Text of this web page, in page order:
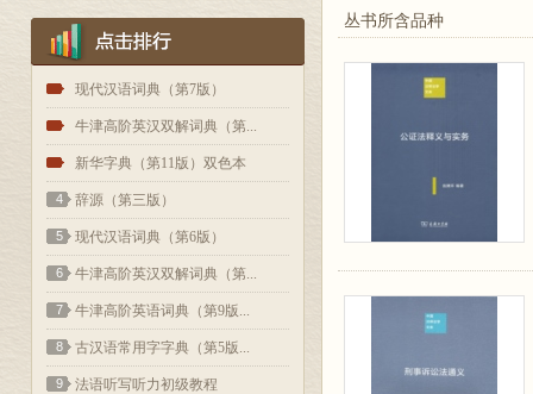
1 现代汉语词典（第7版）
2 牛津高阶英汉双解词典（第...
3 新华字典（第11版）双色本
4 辞源（第三版）
5 现代汉语词典（第6版）
6 牛津高阶英汉双解词典（第...
7 牛津高阶英语词典（第9版...
8 古汉语常用字字典（第5版...
9 法语听写听力初级教程
丛书所含品种